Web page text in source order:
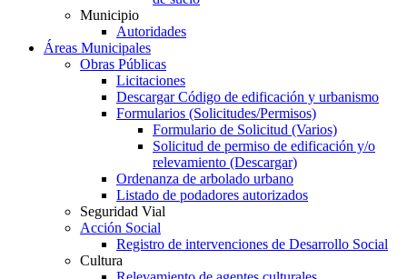
Municipio
Autoridades
Áreas Municipales
Obras Públicas
Licitaciones
Descargar Código de edificación y urbanismo
Formularios (Solicitudes/Permisos)
Formulario de Solicitud (Varios)
Solicitud de permiso de edificación y/o
relevamiento (Descargar)
Ordenanza de arbolado urbano
Listado de podadores autorizados
Seguridad Vial
Acción Social
Registro de intervenciones de Desarrollo Social
Cultura